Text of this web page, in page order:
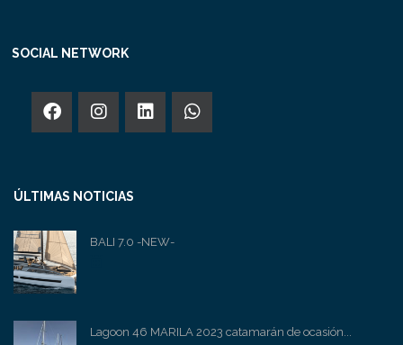
SOCIAL NETWORK
ÚLTIMAS NOTICIAS
BALI 7.0 -NEW-
Lagoon 46 MARILA 2023 catamarán de ocasión...